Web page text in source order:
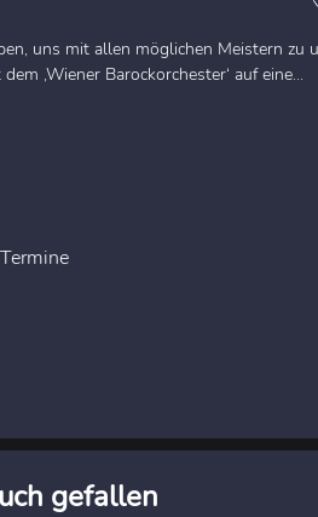
uns mit allen möglichen Meistern zu
‚Wiener Barockorchester‘ auf eine...
gefallen